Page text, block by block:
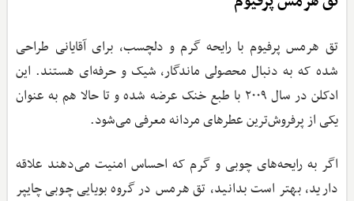
تق هرمس پرفیوم با رایحه گرم و دلچسب، برای آقایانی طراحی
شده که به دنبال محصولی ماندگار، شیک و حرفه‌ای هستند. این
ادکلن در سال ۲۰۰۹ با طبع خنک عرضه شده و تا حالا هم به عنوان
یکی از پرفروش‌ترین عطرهای مردانه معرفی می‌شود.
اگر به رایحه‌های چوبی و گرم که احساس امنیت می‌دهند علاقه
دارید، بهتر است بدانید، تق هرمس در گروه بویایی چوبی چایپر